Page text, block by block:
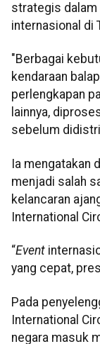
strategis dalam
internasional di
"Berbagai
kendaraan
perlengkapan
lainnya,
sebelum
Ia mengatakan
menjadi salah
kelancaran
International
“Event
yang cepat,
Pada
International
negara masuk